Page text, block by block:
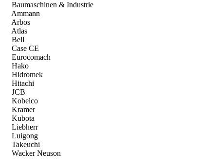
Baumaschinen & Industrie
Ammann
Arbos
Atlas
Bell
Case CE
Eurocomach
Hako
Hidromek
Hitachi
JCB
Kobelco
Kramer
Kubota
Liebherr
Luigong
Takeuchi
Wacker Neuson